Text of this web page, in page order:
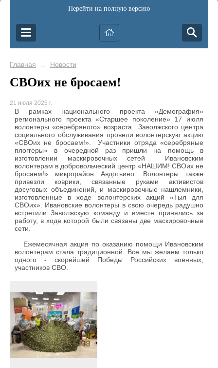
Перейти на полную версию
Главная → Новости
СВОих не бросаем!
21 июля 2025 г.
В рамках национального проекта «Демография»
регионального проекта «Старшее поколение» 17 июля
волонтеры «серебряного» возраста Заволжского центра
социального обслуживания провели волонтерскую акцию
«СВОих не бросаем!». Участники отряда «серебряные
плоггеры» в очередной раз пришли на помощь в
изготовлении маскировочных сетей Ивановским
волонтерам в добровольческий центр «НАШИМ! СВОих не
бросаем!» микрорайон Авдотьино. Волонтеры также
привезли коврики, связанные руками активистов
досуговых объединений, и маскировочные нашлемники,
изготовленные в ходе волонтерских акций «Тыл для
СВОих». Ивановские волонтеры в свою очередь радушно
встретили Заволжскую команду и вместе принялись за
работу, в ходе которой были связаны две маскировочные
сети.
Ежемесячная акция по оказанию помощи Ивановским
волонтерам стала традиционной. Все мы желаем только
одного - скорейшей Победы Российских военных,
участников СВО.